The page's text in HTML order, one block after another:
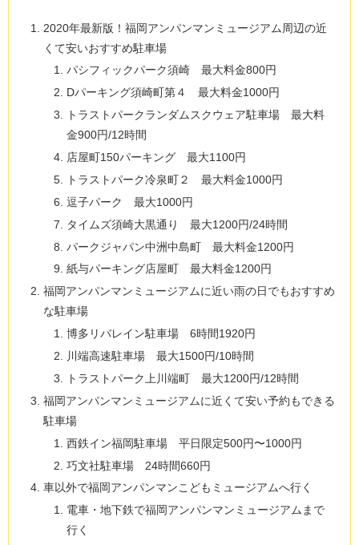
2020年最新版！福岡アンパンマンミュージアム周辺の近
くて安いおすすめ駐車場
パシフィックパーク須崎 最大料金800円
Dパーキング須崎町第４ 最大料金1000円
トラストパークランダムスクウェア駐車場 最大料
金900円/12時間
店屋町150パーキング 最大1100円
トラストパーク冷泉町２ 最大料金1000円
逗子パーク 最大1000円
タイムズ須崎大黒通り 最大1200円/24時間
パークジャパン中洲中島町 最大料金1200円
紙与パーキング店屋町 最大料金1200円
福岡アンパンマンミュージアムに近い雨の日でもおすすめ
な駐車場
博多リバレイン駐車場 6時間1920円
川端高速駐車場 最大1500円/10時間
トラストパーク上川端町 最大1200円/12時間
福岡アンパンマンミュージアムに近くて安い予約もできる
駐車場
西鉄イン福岡駐車場 平日限定500円〜1000円
巧文社駐車場 24時間660円
車以外で福岡アンパンマンこどもミュージアムへ行く
電車・地下鉄で福岡アンパンマンミュージアムまで
行く